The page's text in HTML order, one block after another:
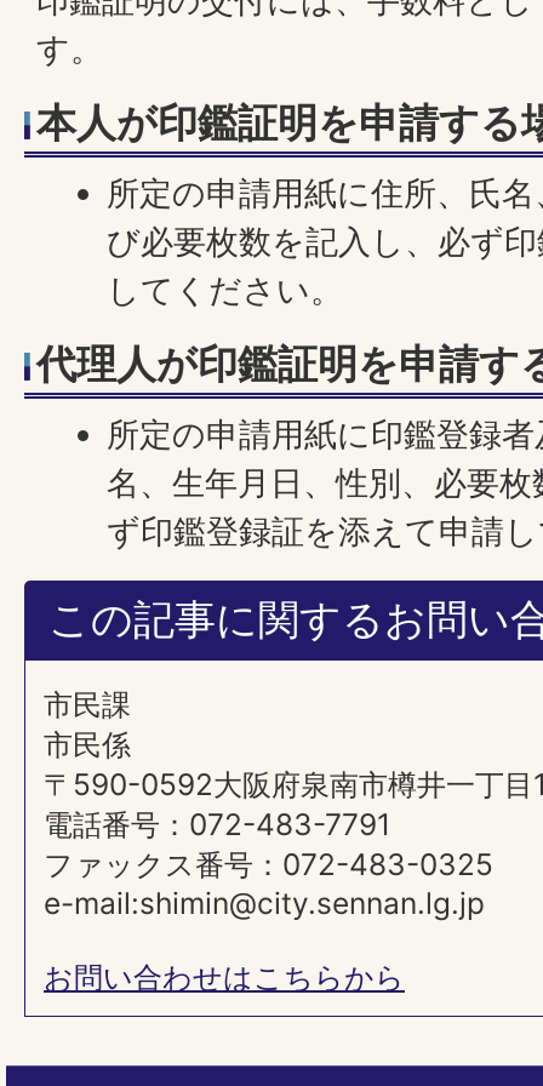
す。
本人が印鑑証明を申請する
所定の申請用紙に住所、氏
び必要枚数を記入し、必ず
してください。
代理人が印鑑証明を申請す
所定の申請用紙に印鑑登録
名、生年月日、性別、必要
ず印鑑登録証を添えて申請
この記事に関するお問い
市民課
市民係
〒590-0592大阪府泉南市樽井一丁目
電話番号：072-483-7791
ファックス番号：072-483-0325
e-mail:shimin@city.sennan.lg.jp
お問い合わせはこちらから